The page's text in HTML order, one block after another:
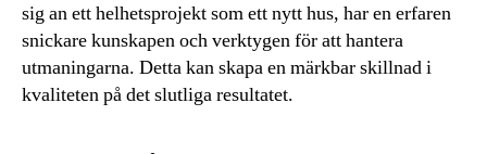
sig an ett helhetsprojekt som ett nytt hus, har en erfaren
snickare kunskapen och verktygen för att hantera
utmaningarna. Detta kan skapa en märkbar skillnad i
kvaliteten på det slutliga resultatet.